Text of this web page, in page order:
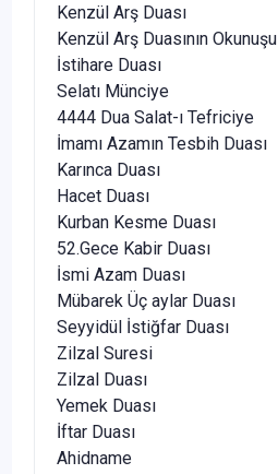
Kenzül Arş Duası
Kenzül Arş Duasının Okunuşu
İstihare Duası
Selatı Münciye
4444 Dua Salat-ı Tefriciye
İmamı Azamın Tesbih Duası
Karınca Duası
Hacet Duası
Kurban Kesme Duası
52.Gece Kabir Duası
İsmi Azam Duası
Mübarek Üç aylar Duası
Seyyidül İstiğfar Duası
Zilzal Suresi
Zilzal Duası
Yemek Duası
İftar Duası
Ahidname